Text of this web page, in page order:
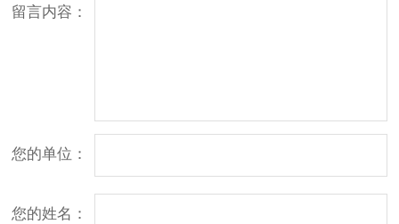
留言内容：
您的单位：
您的姓名：